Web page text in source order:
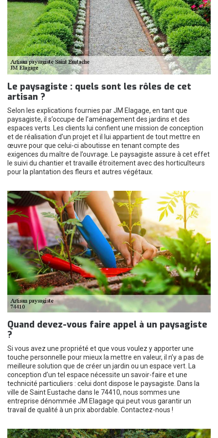
Le paysagiste : quels sont les rôles de cet
artisan ?
Selon les explications fournies par JM Elagage, en tant que
paysagiste, il s’occupe de l’aménagement des jardins et des
espaces verts. Les clients lui confient une mission de conception
et de réalisation d’un projet et il lui appartient de tout mettre en
œuvre pour que celui-ci aboutisse en tenant compte des
exigences du maître de l’ouvrage. Le paysagiste assure à cet effet
le suivi du chantier et travaille étroitement avec des horticulteurs
pour la plantation des fleurs et autres végétaux.
Quand devez-vous faire appel à un paysagiste
?
Si vous avez une propriété et que vous voulez y apporter une
touche personnelle pour mieux la mettre en valeur, il n’y a pas de
meilleure solution que de créer un jardin ou un espace vert. La
conception d’un tel espace nécessite un savoir-faire et une
technicité particuliers : celui dont dispose le paysagiste. Dans la
ville de Saint Eustache dans le 74410, nous sommes une
entreprise dénommée JM Elagage qui peut vous garantir un
travail de qualité à un prix abordable. Contactez-nous !